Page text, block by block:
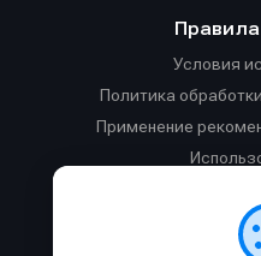
Условия
Политика
Применение
Правила